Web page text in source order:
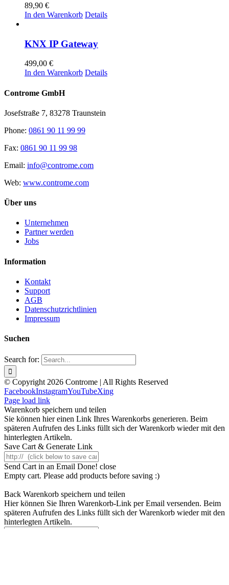
89,90 €
In den Warenkorb Details
KNX IP Gateway
499,00 €
In den Warenkorb Details
Controme GmbH
Josefstraße 7, 83278 Traunstein
Phone: 0861 90 11 99 99
Fax: 0861 90 11 99 98
Email: info@controme.com
Web: www.controme.com
Über uns
Unternehmen
Partner werden
Jobs
Information
Kontakt
Support
AGB
Datenschutzrichtlinien
Impressum
Suchen
Search for:
© Copyright 2026 Controme | All Rights Reserved
FacebookInstagramYouTubeXing
Page load link
Warenkorb speichern und teilen
Sie können hier einen Link Ihres Warenkorbs generieren. Beim
späteren Aufrufen des Links füllt sich der Warenkorb wieder mit den
hinterlegten Artikeln.
Save Cart & Generate Link
Send Cart in an Email Done! close
Empty cart. Please add products before saving :)
Back Warenkorb speichern und teilen
Hier können Sie Ihren Warenkorb-Link per Email versenden. Beim
späteren Aufrufen des Links füllt sich der Warenkorb wieder mit den
hinterlegten Artikeln.